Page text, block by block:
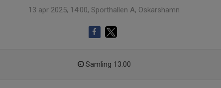
13 apr 2025, 14:00, Sporthallen A, Oskarshamn
Samling 13:00